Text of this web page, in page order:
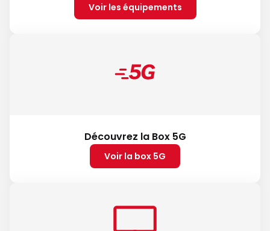
Voir les équipements
Découvrez la Box 5G
Voir la box 5G